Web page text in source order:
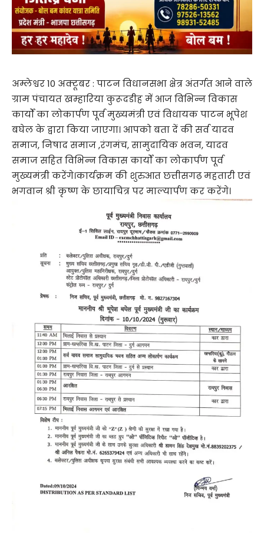
अम्लेश्वर 10 अक्टूबर : पाटन विधानसभा क्षेत्र अंतर्गत आने वाले
ग्राम पंचायत खम्हारिया कुरूदडीह में आज विभिन्न विकास
कार्यों का लोकार्पण पूर्व मुख्यमंत्री एवं विधायक पाटन भूपेश
बघेल के द्वारा किया जाएगा। आपको बता दें की सर्व यादव
समाज, निषाद समाज ,रंगमंच, सामुदायिक भवन, यादव
समाज सहित विभिन्न विकास कार्यों का लोकार्पण पूर्व
मुख्यमंत्री करेंगे।कार्यक्रम की शुरुआत छत्तीसगढ़ महतारी एवं
भगवान श्री कृष्ण के छायाचित्र पर माल्यार्पण कर करेंगे।